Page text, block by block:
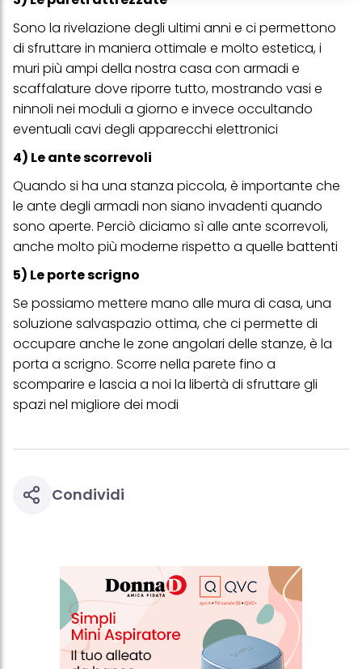
Sono la rivelazione degli ultimi anni e ci permettono
di sfruttare in maniera ottimale e molto estetica, i
muri più ampi della nostra casa con armadi e
scaffalature dove riporre tutto, mostrando vasi e
ninnoli nei moduli a giorno e invece occultando
eventuali cavi degli apparecchi elettronici
4) Le ante scorrevoli
Quando si ha una stanza piccola, è importante che
le ante degli armadi non siano invadenti quando
sono aperte. Perciò diciamo sì alle ante scorrevoli,
anche molto più moderne rispetto a quelle battenti
5) Le porte scrigno
Se possiamo mettere mano alle mura di casa, una
soluzione salvaspazio ottima, che ci permette di
occupare anche le zone angolari delle stanze, è la
porta a scrigno. Scorre nella parete fino a
scomparire e lascia a noi la libertà di sfruttare gli
spazi nel migliore dei modi
Condividi
con dati ottenuti da terze parti e altri siti Web. Utilizziamo questi
profili per scopi di marketing personalizzato, in particolare per
visualizzare annunci pubblicitari che potrebbero interessarti
(basati, ad esempio, sui tuoi interessi identificati) su questo sito
web e altri media (di terzi) tramite i dispositivi assegnati a te o
alla tua famiglia, nonché per misurare e ottimizzare il successo
delle campagne pubblicitarie.
Puoi trovare maggiori informazioni sul trattamento dei tuoi dati
nella nostra Informativa sulla protezione dei dati collegata nel piè
di pagina (Sezione "Cookie, Pixel, Impronte digitali e tecnologie
simili"). Puoi revocare il tuo consenso in qualsiasi momento con
effetto per il futuro disabilitando i cookie sul nostro sito web nella
sezione "Impostazioni cookie" collegata nel piè di pagina. Per
ulteriori informazioni sui cookie utilizzati su questo sito Web, in
particolare sul loro periodo di conservazione, consultare le
informazioni dettagliate su ciascun cookie disponibili facendo
trattamento dei tuoi dati / sull'uso dei cookie e consentirli per uno o
più degli scopi sopra menzionati. Cliccando su "Accetta tutto",
acconsenti all'uso dei cookie e al trattamento dei tuoi dati
personali per tutte le finalità sopra indicate. Se fai clic su "Rifiuta",
verranno utilizzati solo i cookie tecnicamente necessari per fornirti
questo sito web.